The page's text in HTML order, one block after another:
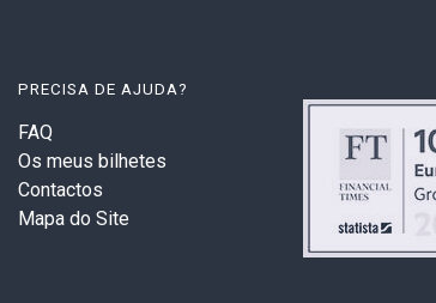
PRECISA DE AJUDA?
FAQ
Os meus bilhetes
Contactos
Mapa do Site